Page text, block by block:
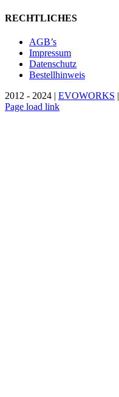
RECHTLICHES
AGB’s
Impressum
Datenschutz
Bestellhinweis
2012 - 2024 | EVOWORKS |
Page load link